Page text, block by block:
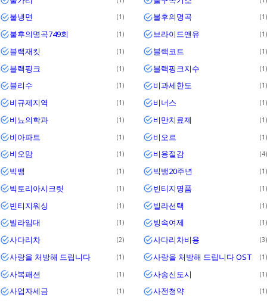
불냉면 1 불후의명곡 1
불후의명곡749회 1 브라이드앤유 1
블랙재킷 1 블랙코트 1
블랙핑크 1 블랙핑크지수 1
블리수 1 비과세한도 1
비규제지역 1 비너스 1
비뇨의학과 1 비만치료제 1
비아파트 1 비오르 1
비오맘 1 비용절감 4
빅뱅 1 빅뱅20주년 1
빅토리아시크릿 1 빈티지명품 1
빈티지워싱 1 빌라선택 1
빌라임대 1 빙속여제 1
사다리차 2 사다리차비용 3
사랑을 처방해 드립니다 1 사랑을 처방해 드립니다 OST 1
사복패션 1 사송신도시 1
사업자세금 1 사전청약 1